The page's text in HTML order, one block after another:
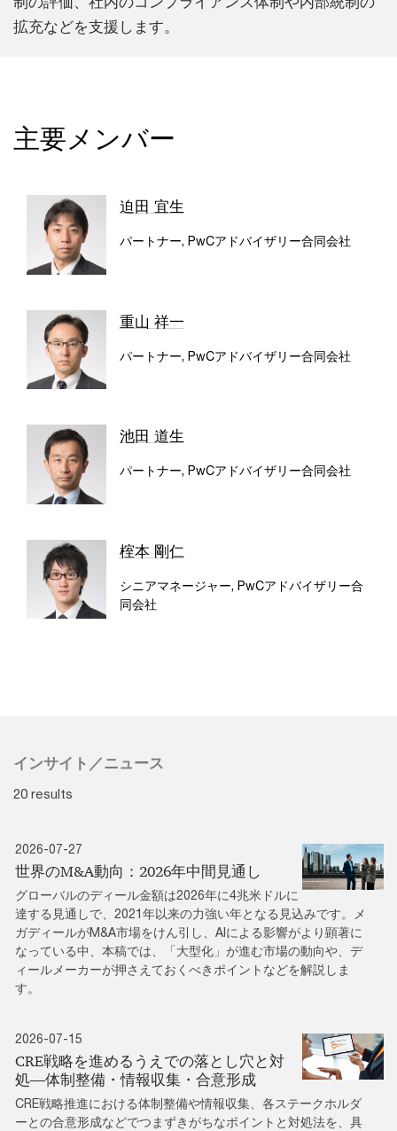
拡充などを支援します。
主要メンバー
迫田 宜生
パートナー, PwCアドバイザリー合同会社
重山 祥一
パートナー, PwCアドバイザリー合同会社
池田 道生
パートナー, PwCアドバイザリー合同会社
榁本 剛仁
シニアマネージャー, PwCアドバイザリー合
同会社
インサイト／ニュース
20 results
2026-07-27
世界のM&A動向：2026年中間見通し
グローバルのディール金額は2026年に4兆米ドルに
達する見通しで、2021年以来の力強い年となる見込みです。メ
ガディールがM&A市場をけん引し、AIによる影響がより顕著に
なっている中、本稿では、「大型化」が進む市場の動向や、デ
ィールメーカーが押さえておくべきポイントなどを解説しま
す。
2026-07-15
CRE戦略を進めるうえでの落とし穴と対
処―体制整備・情報収集・合意形成
CRE戦略推進における体制整備や情報収集、各ステークホルダ
ーとの合意形成などでつまずきがちなポイントと対処法を、具